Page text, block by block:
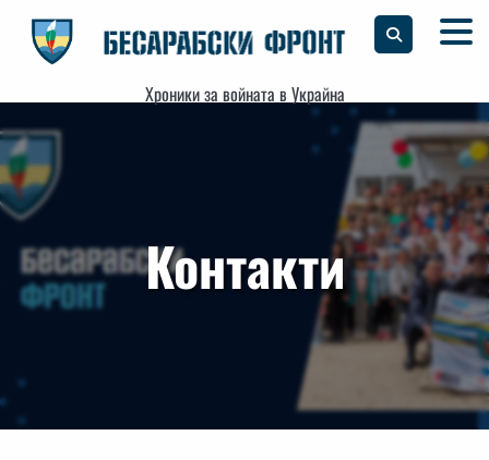
content
Хроники за войната в Украйна
Контакти